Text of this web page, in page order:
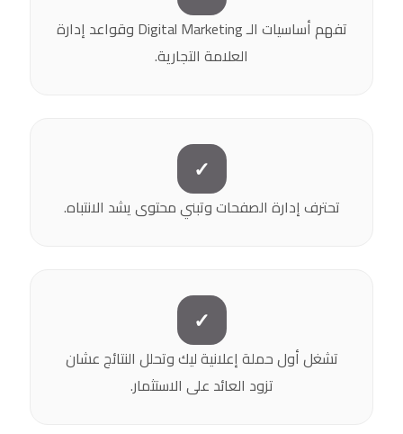
تفهم أساسيات الـ Digital Marketing وقواعد إدارة
العلامة التجارية.
تحترف إدارة الصفحات وتبني محتوى يشد الانتباه.
تشغل أول حملة إعلانية ليك وتحلل النتائج عشان
تزود العائد على الاستثمار.